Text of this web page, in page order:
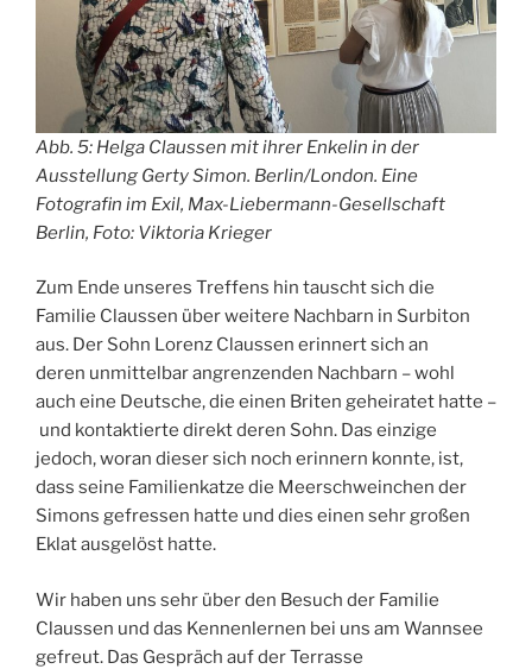
Abb. 5: Helga Claussen mit ihrer Enkelin in der
Ausstellung Gerty Simon. Berlin/London. Eine
Fotografin im Exil, Max-Liebermann-Gesellschaft
Berlin, Foto: Viktoria Krieger
Zum Ende unseres Treffens hin tauscht sich die
Familie Claussen über weitere Nachbarn in Surbiton
aus. Der Sohn Lorenz Claussen erinnert sich an
deren unmittelbar angrenzenden Nachbarn – wohl
auch eine Deutsche, die einen Briten geheiratet hatte –
und kontaktierte direkt deren Sohn. Das einzige
jedoch, woran dieser sich noch erinnern konnte, ist,
dass seine Familienkatze die Meerschweinchen der
Simons gefressen hatte und dies einen sehr großen
Eklat ausgelöst hatte.
Wir haben uns sehr über den Besuch der Familie
Claussen und das Kennenlernen bei uns am Wannsee
gefreut. Das Gespräch auf der Terrasse